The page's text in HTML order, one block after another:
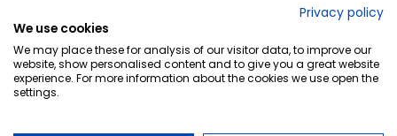
Privacy policy
We use cookies
We may place these for analysis of our visitor data, to improve our
website, show personalised content and to give you a great website
experience. For more information about the cookies we use open the
settings.